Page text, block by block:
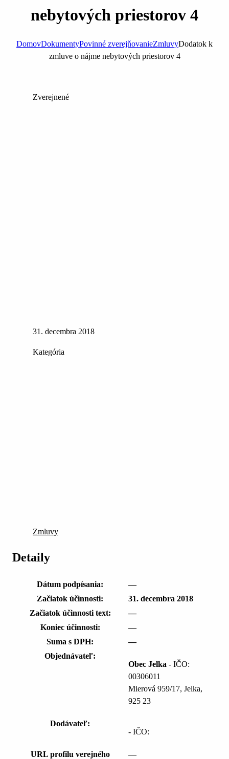
nebytových priestorov 4
DomovDokumentyPovinné zverejňovanieZmluvyDodatok k
zmluve o nájme nebytových priestorov 4
Zverejnené
31. decembra 2018
Kategória
Zmluvy
Detaily
Dátum podpísania:
—
Začiatok účinnosti:
31. decembra 2018
Začiatok účinnosti text:
—
Koniec účinnosti:
—
Suma s DPH:
—
Objednávateľ:
Obec Jelka - IČO:
00306011
Mierová 959/17, Jelka,
925 23
Dodávateľ:
- IČO:
URL profilu verejného
—